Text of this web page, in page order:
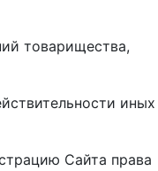
товарищества,
иных
Сайта права